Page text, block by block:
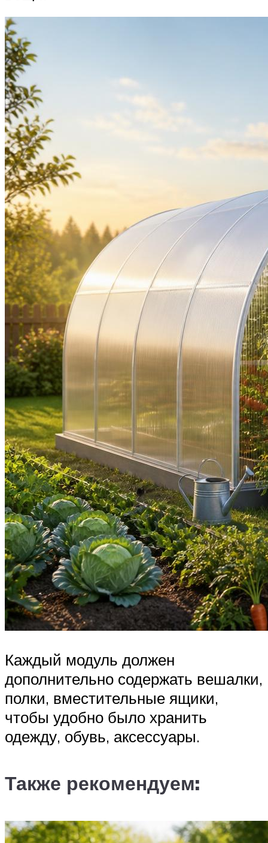
Каждый модуль должен
дополнительно содержать вешалки,
полки, вместительные ящики,
чтобы удобно было хранить
одежду, обувь, аксессуары.
Также рекомендуем: